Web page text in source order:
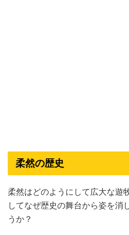
柔然の歴史
柔然はどのようにして広大な遊
してなぜ歴史の舞台から姿を消
うか？